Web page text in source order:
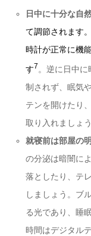
日中に十分な自
て調節されます
時計が正常に機
す7 。逆に日中
制されず、眠気
テンを開けたり
取り入れましょう
就寝前は部屋の
の分泌は暗闇に
落としたり、テ
しましょう。ブ
る光であり、睡
時間はデジタル